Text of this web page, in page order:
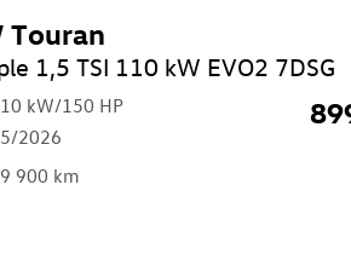
Touran
1,5 TSI 110 kW EVO2 7DSG
kW/150 HP
2026
900 km